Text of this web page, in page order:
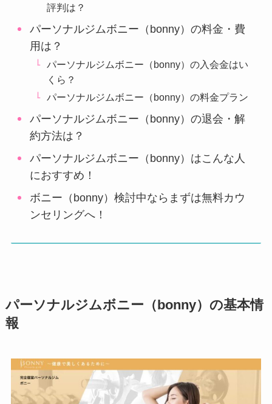
評判は？
パーソナルジムボニー（bonny）の料金・費
用は？
パーソナルジムボニー（bonny）の入会金はい
くら？
パーソナルジムボニー（bonny）の料金プラン
パーソナルジムボニー（bonny）の退会・解
約方法は？
パーソナルジムボニー（bonny）はこんな人
におすすめ！
ボニー（bonny）検討中ならまずは無料カウ
ンセリングへ！
パーソナルジムボニー（bonny）の基本情
報